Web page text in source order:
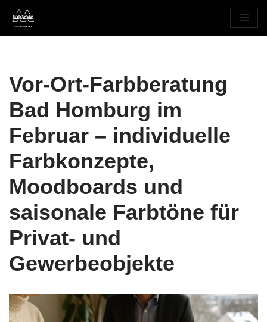
Vor-Ort-Farbberatung
Bad Homburg im
Februar – individuelle
Farbkonzepte,
Moodboards und
saisonale Farbtöne für
Privat- und
Gewerbeobjekte